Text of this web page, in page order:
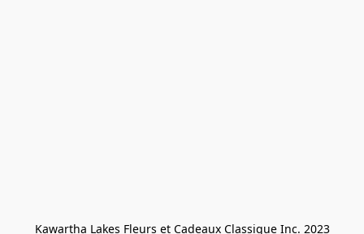
Kawartha Lakes Fleurs et Cadeaux Classique Inc. 2023